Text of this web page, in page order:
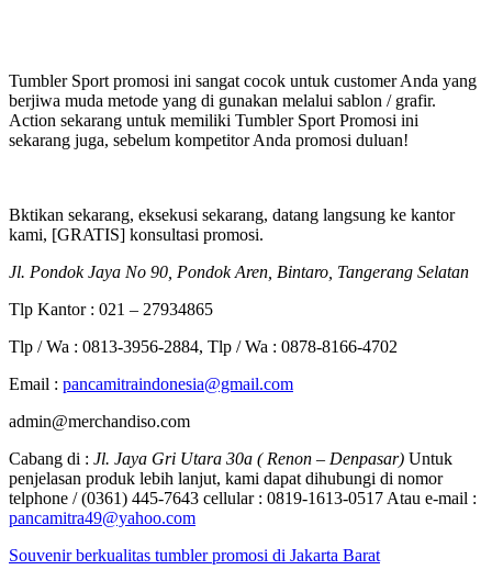
Tumbler Sport promosi ini sangat cocok untuk customer Anda yang
berjiwa muda metode yang di gunakan melalui sablon / grafir.
Action sekarang untuk memiliki Tumbler Sport Promosi ini
sekarang juga, sebelum kompetitor Anda promosi duluan!
Bktikan sekarang, eksekusi sekarang, datang langsung ke kantor
kami, [GRATIS] konsultasi promosi.
Jl. Pondok Jaya No 90, Pondok Aren, Bintaro, Tangerang Selatan
Tlp Kantor : 021 – 27934865
Tlp / Wa : 0813-3956-2884, Tlp / Wa : 0878-8166-4702
Email : pancamitraindonesia@gmail.com
admin@merchandiso.com
Cabang di : Jl. Jaya Gri Utara 30a ( Renon – Denpasar) Untuk
penjelasan produk lebih lanjut, kami dapat dihubungi di nomor
telphone / (0361) 445-7643 cellular : 0819-1613-0517 Atau e-mail :
pancamitra49@yahoo.com
Souvenir berkualitas tumbler promosi di Jakarta Barat